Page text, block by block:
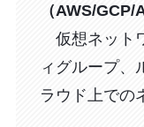
（AWS/GCP/
仮想ネット
ィグループ、
ラウド上での